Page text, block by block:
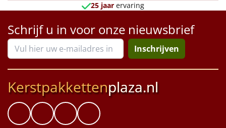
25 jaar ervaring
Schrijf u in voor onze nieuwsbrief
Inschrijven
Kerstpakkettenplaza.nl